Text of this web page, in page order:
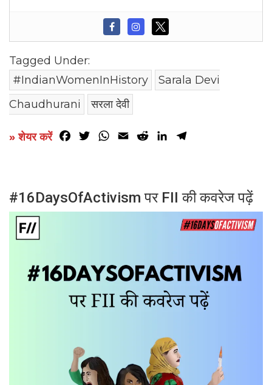
Tagged Under:
#IndianWomenInHistory
Sarala Devi
Chaudhurani
सरला देवी
» शेयर करें Facebook
TwitterWhatsApp
Email RedditLinkedIn
#16DaysOfActivism पर FII की कवरेज पढ़ें